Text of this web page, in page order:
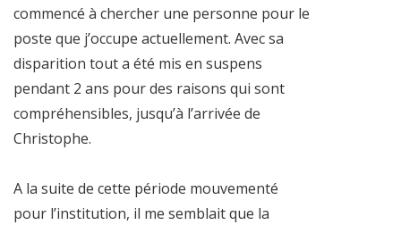
commencé à chercher une personne pour le
poste que j’occupe actuellement. Avec sa
disparition tout a été mis en suspens
pendant 2 ans pour des raisons qui sont
compréhensibles, jusqu’à l’arrivée de
Christophe.
A la suite de cette période mouvementé
pour l’institution, il me semblait que la